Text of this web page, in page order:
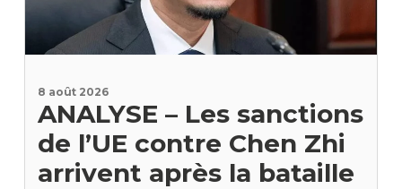
8 août 2026
ANALYSE – Les sanctions
de l’UE contre Chen Zhi
arrivent après la bataille